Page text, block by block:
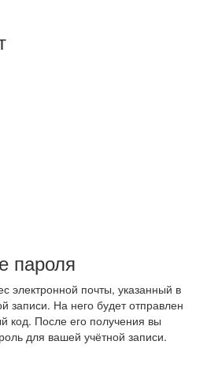
пароля
электронной почты, указанный в
записи. На него будет отправлен
код. После его получения вы
для вашей учётной записи.